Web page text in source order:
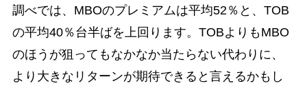
調べでは、MBOのプレミアムは平均52％と、TOB
の平均40％台半ばを上回ります。TOBよりもMBO
のほうが狙ってもなかなか当たらない代わりに、
より大きなリターンが期待できると言えるかもし